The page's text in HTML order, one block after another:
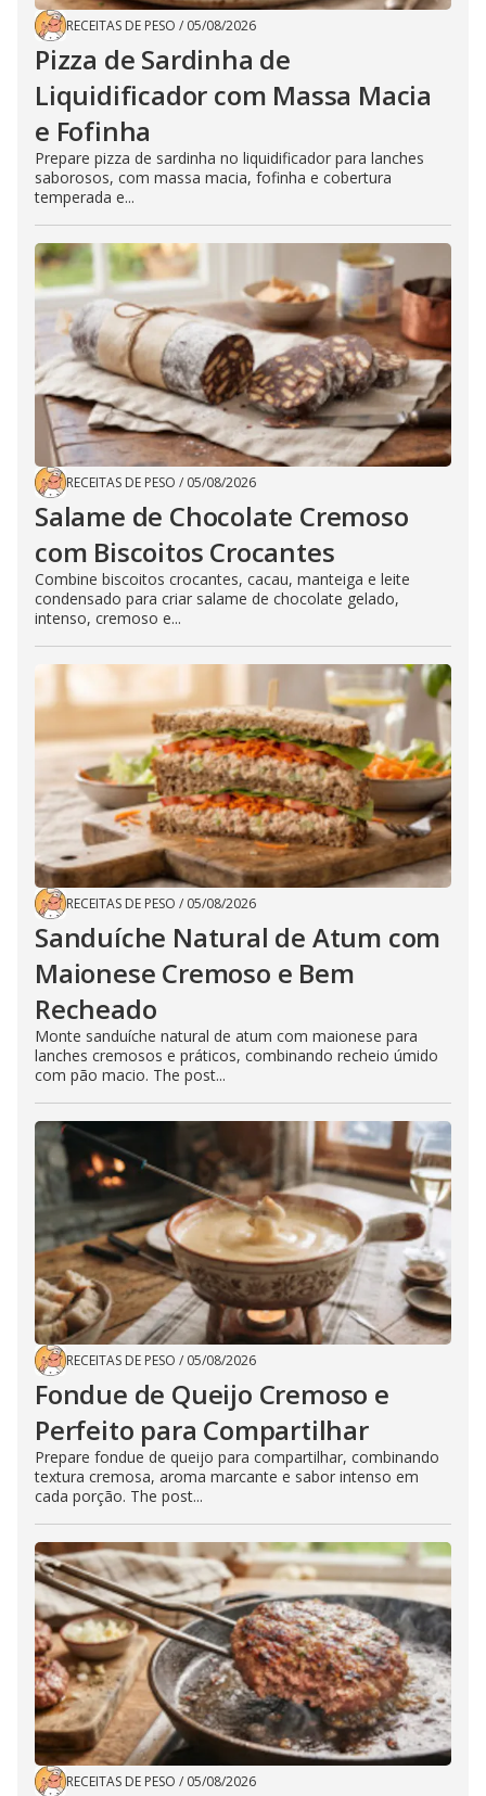
RECEITAS DE PESO / 05/08/2026
Pizza de Sardinha de
Liquidificador com Massa Macia
e Fofinha
Prepare pizza de sardinha no liquidificador para lanches
saborosos, com massa macia, fofinha e cobertura
temperada e...
RECEITAS DE PESO / 05/08/2026
Salame de Chocolate Cremoso
com Biscoitos Crocantes
Combine biscoitos crocantes, cacau, manteiga e leite
condensado para criar salame de chocolate gelado,
intenso, cremoso e...
RECEITAS DE PESO / 05/08/2026
Sanduíche Natural de Atum com
Maionese Cremoso e Bem
Recheado
Monte sanduíche natural de atum com maionese para
lanches cremosos e práticos, combinando recheio úmido
com pão macio. The post...
RECEITAS DE PESO / 05/08/2026
Fondue de Queijo Cremoso e
Perfeito para Compartilhar
Prepare fondue de queijo para compartilhar, combinando
textura cremosa, aroma marcante e sabor intenso em
cada porção. The post...
RECEITAS DE PESO / 05/08/2026